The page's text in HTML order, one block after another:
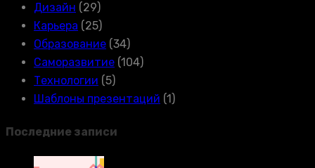
Дизайн (29)
Карьера (25)
Образование (34)
Саморазвитие (104)
Технологии (5)
Шаблоны презентаций (1)
Последние записи